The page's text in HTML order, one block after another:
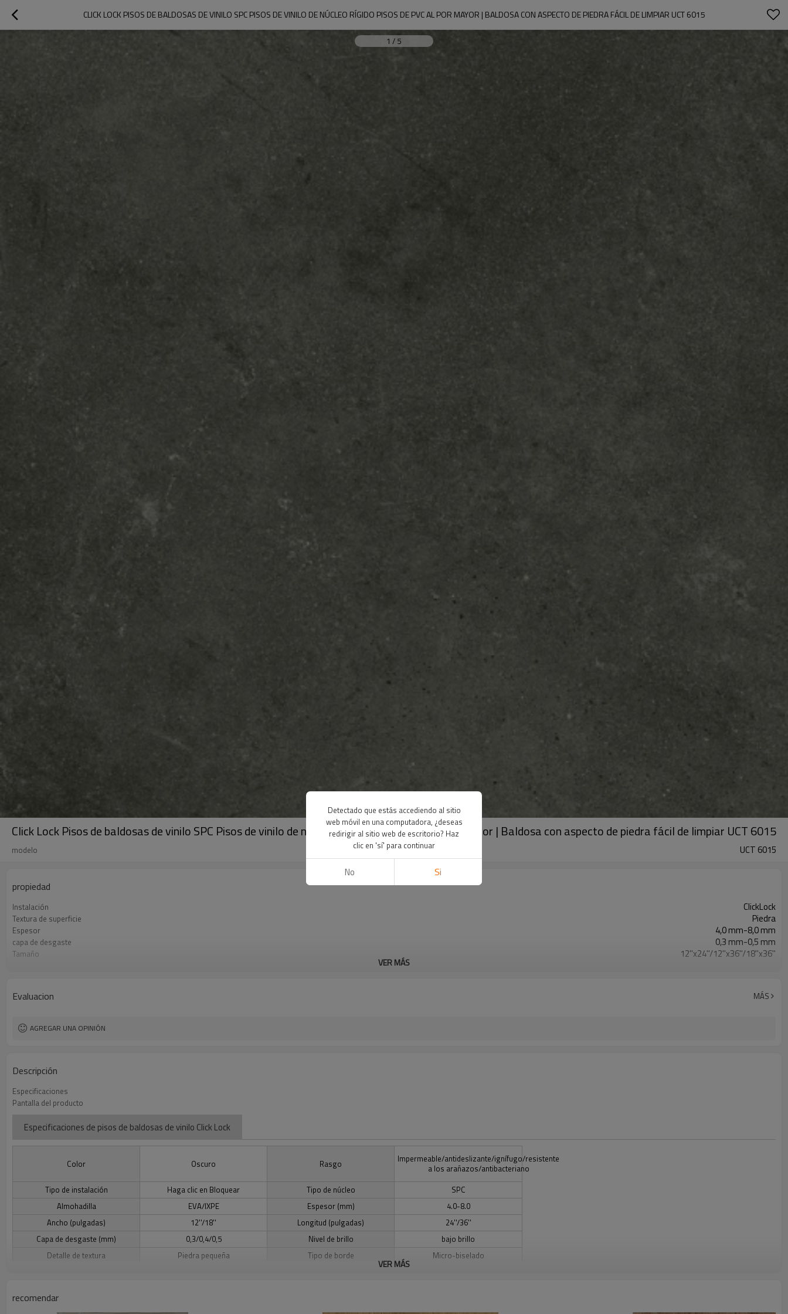
CLICK LOCK PISOS DE BALDOSAS DE VINILO SPC PISOS DE VINILO DE NÚCLEO RÍGIDO PISOS DE PVC AL POR MAYOR | BALDOSA CON ASPECTO DE PIEDRA FÁCIL DE LIMPIAR UCT 6015
1 / 5
Click Lock Pisos de baldosas de vinilo SPC Pisos de vinilo de núcleo rígido Pisos de PVC al por mayor | Baldosa con aspecto de piedra fácil de limpiar UCT 6015
modelo UCT 6015
propiedad
Instalación ClickLock
Textura de superficie Piedra
Espesor 4,0 mm-8,0 mm
capa de desgaste 0,3 mm-0,5 mm
Tamaño 12''x24''/12''x36''/18''x36''
Libre
VER MÁS
Evaluacion MÁS
AGREGAR UNA OPINIÓN
Descripción
Especificaciones
Pantalla del producto
Especificaciones de pisos de baldosas de vinilo Click Lock
Color Oscuro Rasgo
Impermeable/antideslizante/ignífugo/resistente
a los arañazos/antibacteriano
Tipo de instalación
Haga clic en Bloquear Tipo de núcleo
SPC
Almohadilla
EVA/IXPE Espesor (mm)
4.0-8.0
Ancho (pulgadas)
12''/18'' Longitud (pulgadas)
24''/36''
Capa de desgaste (mm)
0,3/0,4/0,5 Nivel de brillo
bajo brillo
Detalle de textura
Piedra pequeña Tipo de borde
Micro-biselado
Beneficios de los pisos de baldosas de vinilo Click Lock
VER MÁS
recomendar
Detectado que estás accediendo al sitio
web móvil en una computadora, ¿deseas
redirigir al sitio web de escritorio? Haz
clic en 'sí' para continuar
No Si